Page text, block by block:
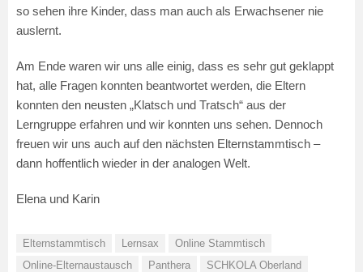
so sehen ihre Kinder, dass man auch als Erwachsener nie
auslernt.
Am Ende waren wir uns alle einig, dass es sehr gut geklappt
hat, alle Fragen konnten beantwortet werden, die Eltern
konnten den neusten „Klatsch und Tratsch“ aus der
Lerngruppe erfahren und wir konnten uns sehen. Dennoch
freuen wir uns auch auf den nächsten Elternstammtisch –
dann hoffentlich wieder in der analogen Welt.
Elena und Karin
Elternstammtisch Lernsax
Online Stammtisch
Online-Elternaustausch
Panthera SCHKOLA Oberland